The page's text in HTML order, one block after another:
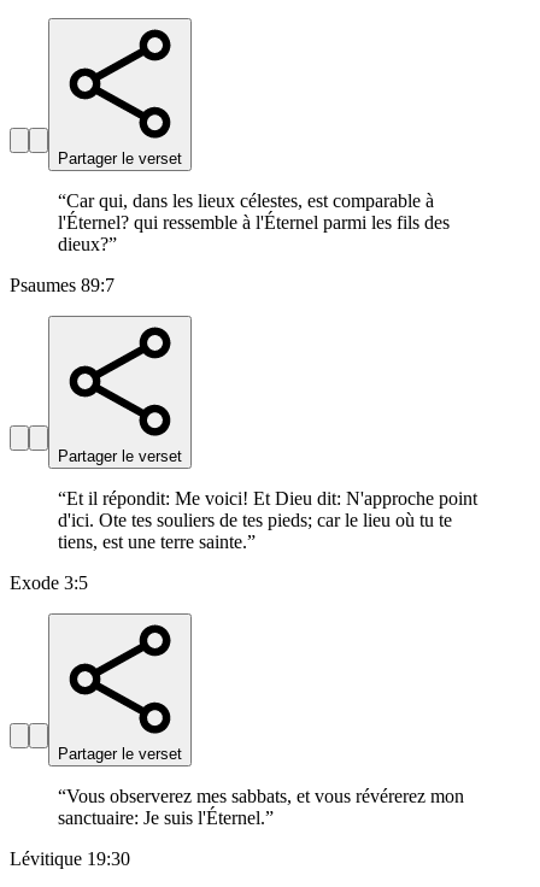
Partager le verset
“Car qui, dans les lieux célestes, est comparable à
l'Éternel? qui ressemble à l'Éternel parmi les fils des
dieux?”
Psaumes 89:7
Partager le verset
“Et il répondit: Me voici! Et Dieu dit: N'approche point
d'ici. Ote tes souliers de tes pieds; car le lieu où tu te
tiens, est une terre sainte.”
Exode 3:5
Partager le verset
“Vous observerez mes sabbats, et vous révérerez mon
sanctuaire: Je suis l'Éternel.”
Lévitique 19:30